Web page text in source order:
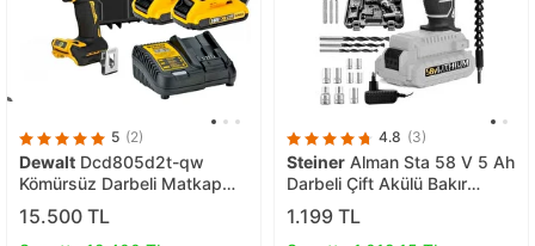
5 (2)
Dewalt Dcd805d2t-qw
Kömürsüz Darbeli Matkap
18v 2,0ah
15.500 TL
4.8 (3)
Steiner Alman Sta 58 V 5 Ah
Darbeli Çift Akülü Bakır
Sargılı Metal Şanzıman Şarjlı
Vidalama Matkap
1.199 TL